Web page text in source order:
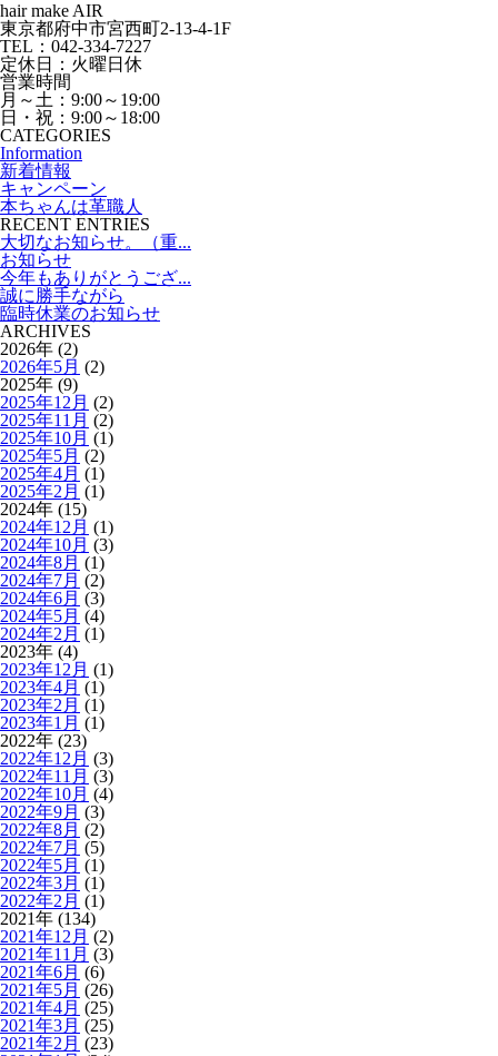
hair make AIR
東京都府中市宮西町2-13-4-1F
TEL：042-334-7227
定休日：火曜日休
営業時間
月～土：9:00～19:00
日・祝：9:00～18:00
CATEGORIES
Information
新着情報
キャンペーン
本ちゃんは革職人
RECENT ENTRIES
大切なお知らせ。（重...
お知らせ
今年もありがとうござ...
誠に勝手ながら
臨時休業のお知らせ
ARCHIVES
2026年 (2)
2026年5月 (2)
2025年 (9)
2025年12月 (2)
2025年11月 (2)
2025年10月 (1)
2025年5月 (2)
2025年4月 (1)
2025年2月 (1)
2024年 (15)
2024年12月 (1)
2024年10月 (3)
2024年8月 (1)
2024年7月 (2)
2024年6月 (3)
2024年5月 (4)
2024年2月 (1)
2023年 (4)
2023年12月 (1)
2023年4月 (1)
2023年2月 (1)
2023年1月 (1)
2022年 (23)
2022年12月 (3)
2022年11月 (3)
2022年10月 (4)
2022年9月 (3)
2022年8月 (2)
2022年7月 (5)
2022年5月 (1)
2022年3月 (1)
2022年2月 (1)
2021年 (134)
2021年12月 (2)
2021年11月 (3)
2021年6月 (6)
2021年5月 (26)
2021年4月 (25)
2021年3月 (25)
2021年2月 (23)